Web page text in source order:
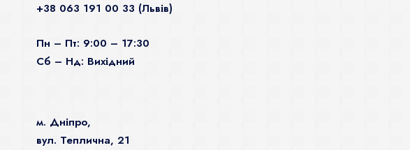
+38 063 191 00 33 (Львів)
Пн – Пт: 9:00 – 17:30
Сб – Нд: Вихідний
м. Дніпро,
вул. Теплична, 21